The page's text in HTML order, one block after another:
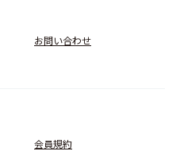
お問い合わせ
会員規約